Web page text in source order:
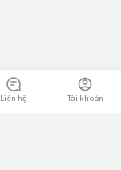
Liên hệ Tài khoản